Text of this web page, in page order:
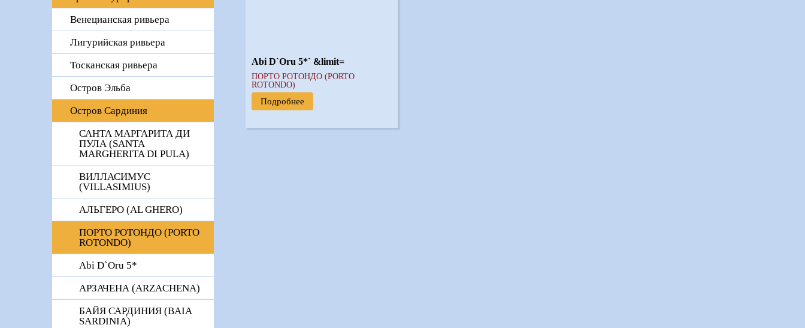
Abi D`Оru 5*` &limit=
ПОРТО РОТОНДО (PORTO
ROTONDO)
Подробнее
Венецианская ривьера
Лигурийская ривьера
Тосканская ривьера
Остров Эльба
Остров Сардиния
САНТА МАРГАРИТА ДИ
ПУЛА (SANTA
MARGHERITA DI PULA)
ВИЛЛАСИМУС
(VILLASIMIUS)
АЛЬГЕРО (AL GHERO)
ПОРТО РОТОНДО (PORTO
ROTONDO)
Abi D`Оru 5*
АРЗАЧЕНА (ARZACHENA)
БАЙЯ САРДИНИЯ (BAIA
SARDINIA)